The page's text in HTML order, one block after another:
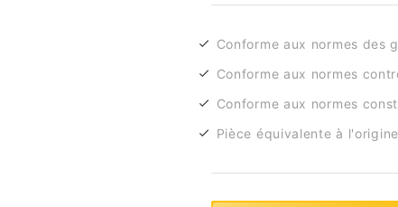
Conforme aux normes des
Conforme aux normes
Conforme aux normes
Pièce équivalente à l'origine